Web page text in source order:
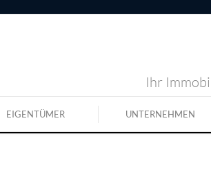
Ihr
EIGENTÜMER UNTERNEHMEN